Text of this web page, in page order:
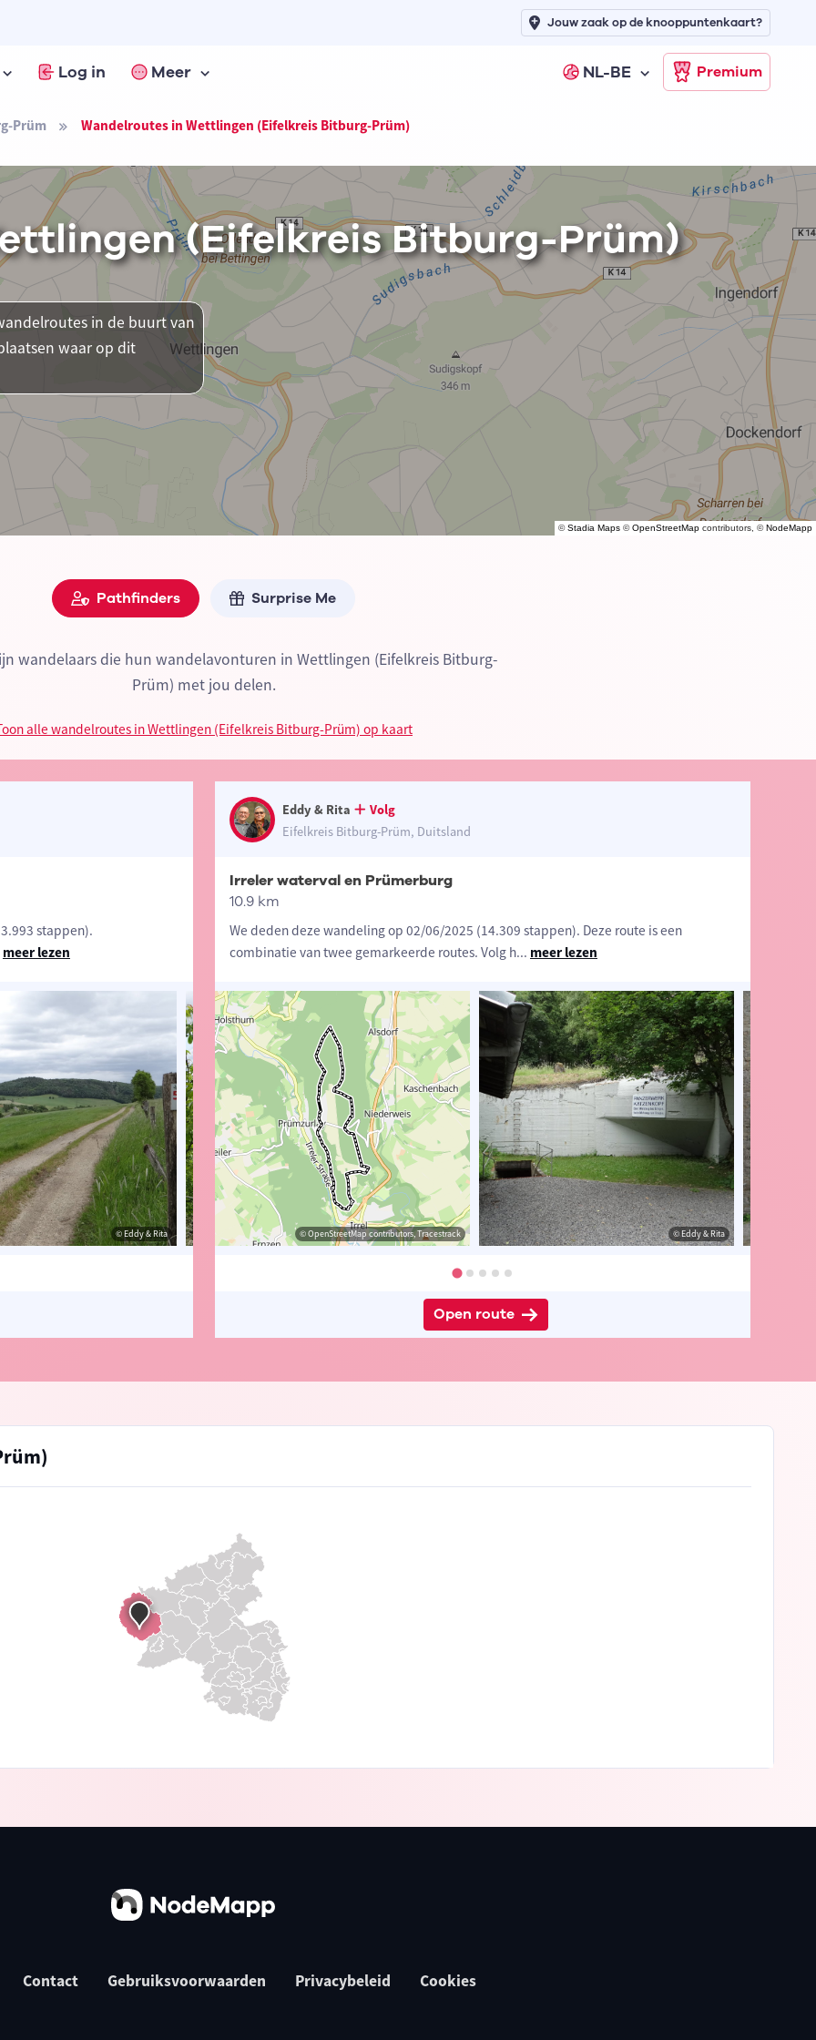
Log in Meer NL-BE Premium
Jouw zaak op de knooppuntenkaart?
Prüm Wandelroutes in Wettlingen (Eifelkreis Bitburg-Prüm)
©Stadia Maps ©OpenStreetMap contributors, ©NodeMapp
(Eifelkreis Bitburg-Prüm)
in de buurt van
waar op dit
Pathfinders Surprise Me
wandelaars die hun wandelavonturen in Wettlingen (Eifelkreis Bitburg-
Prüm) met jou delen.
alle wandelroutes in Wettlingen (Eifelkreis Bitburg-Prüm) op kaart
stappen).
meer lezen
© Eddy & Rita © Eddy & Rita © Eddy & Rita
Eddy & Rita
Volg
Eifelkreis Bitburg-Prüm, Duitsland
Irreler waterval en Prümerburg
10.9 km
We deden deze wandeling op 02/06/2025 (14.309 stappen). Deze route is een
combinatie van twee gemarkeerde routes. Volg h... meer lezen
© Eddy & Rita © OpenStreetMap contributors, Tracestrack © Eddy & Rita
Open route
Contact Gebruiksvoorwaarden Privacybeleid Cookies